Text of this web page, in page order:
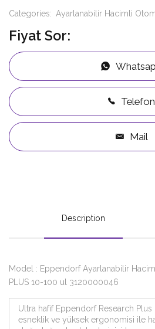
Categories: Ayarlanabilir Hacimli
Fiyat Sor:
Telefon
Mail
Description
Model : Eppendorf Ayarlanabilir
PLUS 10-100 ul 3120000046
Ultra hafif Eppendorf Research Plus
esneklik ve yüksek ergonomisi ile